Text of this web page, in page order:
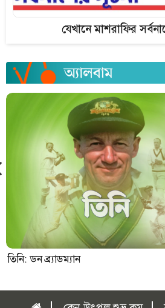
যেখানে মাশরাফির
তিনি: ডন ব্র্যাডম্যান